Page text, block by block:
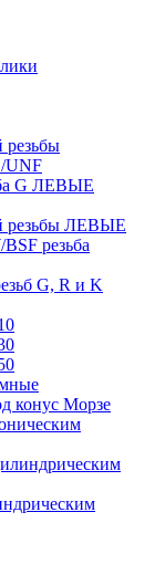
резьбы
UNF
G ЛЕВЫЕ
резьбы ЛЕВЫЕ
резьба
G, R и K
конус Морзе